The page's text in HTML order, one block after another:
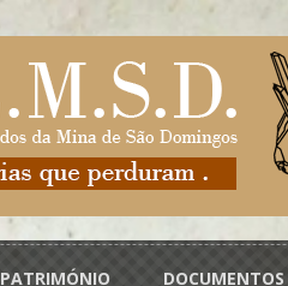
PATRIMÓNIO DOCUMENTOS